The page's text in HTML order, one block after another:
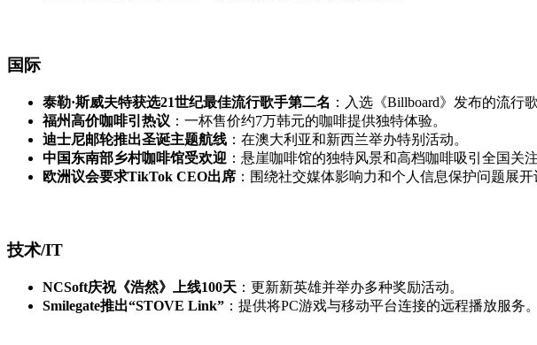
国际
泰勒·斯威夫特获选21世纪最佳流行歌手第二名 ：入选《Billboard》发布的流行
福州高价咖啡引热议 ：一杯售价约7万韩元的咖啡提供独特体验。
迪士尼邮轮推出圣诞主题航线 ：在澳大利亚和新西兰举办特别活动。
中国东南部乡村咖啡馆受欢迎 ：悬崖咖啡馆的独特风景和高档咖啡吸引全国关注
欧洲议会要求TikTok CEO出席 ：围绕社交媒体影响力和个人信息保护问题展开
技术/IT
NCSoft庆祝《浩然》上线100天 ：更新新英雄并举办多种奖励活动。
Smilegate推出“STOVE Link” ：提供将PC游戏与移动平台连接的远程播放服务。